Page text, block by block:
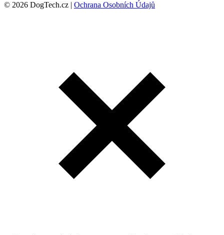
© 2026 DogTech.cz | Ochrana Osobních Údajů